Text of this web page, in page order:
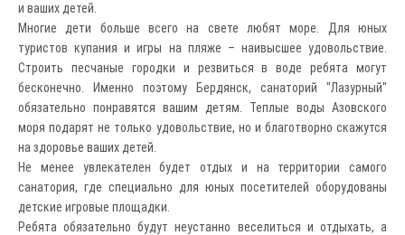
и ваших детей.
Многие дети больше всего на свете любят море. Для юных
туристов купания и игры на пляже – наивысшее удовольствие.
Строить песчаные городки и резвиться в воде ребята могут
бесконечно. Именно поэтому Бердянск, санаторий "Лазурный"
обязательно понравятся вашим детям. Теплые воды Азовского
моря подарят не только удовольствие, но и благотворно скажутся
на здоровье ваших детей.
Не менее увлекателен будет отдых и на территории самого
санатория, где специально для юных посетителей оборудованы
детские игровые площадки.
Ребята обязательно будут неустанно веселиться и отдыхать, а